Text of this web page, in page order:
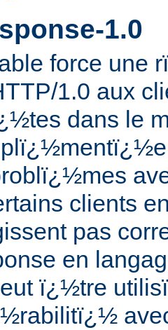
1.0
force une
1.0 aux
dans le
clients
pas
en
ï¿½tre